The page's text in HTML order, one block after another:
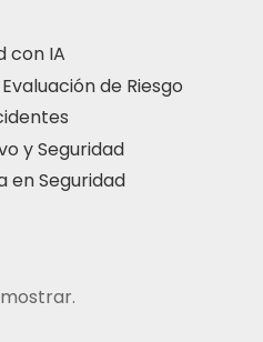
con IA
de Riesgo
y Seguridad
en Seguridad